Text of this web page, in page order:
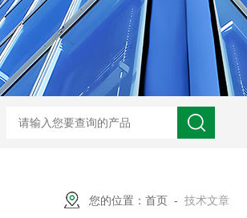
HZC-30A药厂车间水冷空调机 HZOT-30-24
您的位置： 首页 - 技术文章